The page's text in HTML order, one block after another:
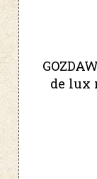
de lux